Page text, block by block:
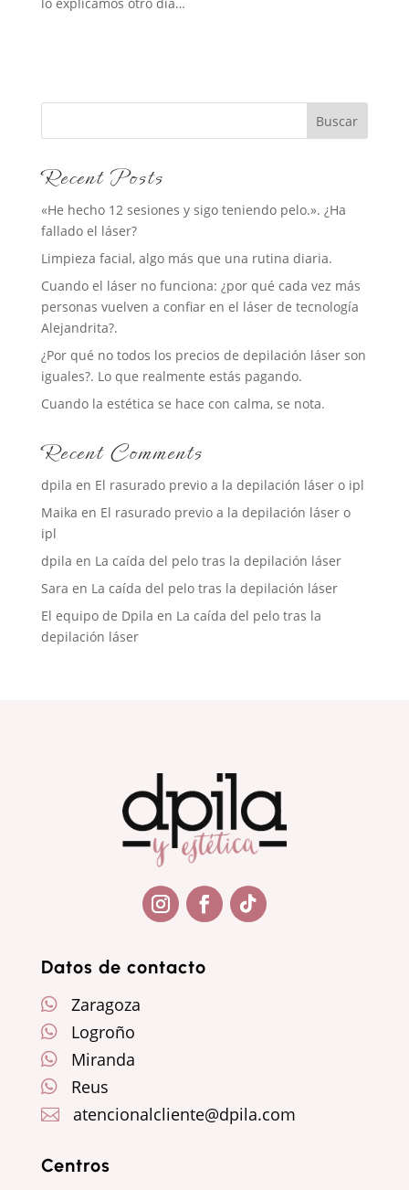
Buscar
Recent Posts
«He hecho 12 sesiones y sigo teniendo pelo.». ¿Ha
fallado el láser?
Limpieza facial, algo más que una rutina diaria.
Cuando el láser no funciona: ¿por qué cada vez más
personas vuelven a confiar en el láser de tecnología
Alejandrita?.
¿Por qué no todos los precios de depilación láser son
iguales?. Lo que realmente estás pagando.
Cuando la estética se hace con calma, se nota.
Recent Comments
dpila en El rasurado previo a la depilación láser o ipl
Maika en El rasurado previo a la depilación láser o
ipl
dpila en La caída del pelo tras la depilación láser
Sara en La caída del pelo tras la depilación láser
El equipo de Dpila en La caída del pelo tras la
depilación láser
Datos de contacto
 Zaragoza
 Logroño
 Miranda
 Reus
 atencionalcliente@dpila.com
Centros